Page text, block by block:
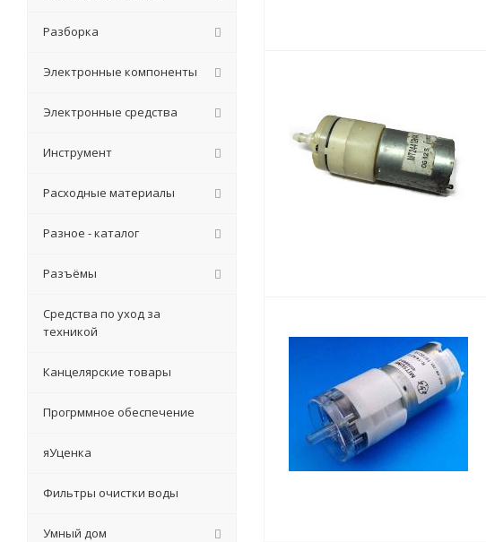
Разборка
Электронные компоненты
Электронные средства
Инструмент
Расходные материалы
Разное - каталог
Разъёмы
Средства по уход за
техникой
Канцелярские товары
Прогрммное обеспечение
яУценка
Фильтры очистки воды
Умный дом